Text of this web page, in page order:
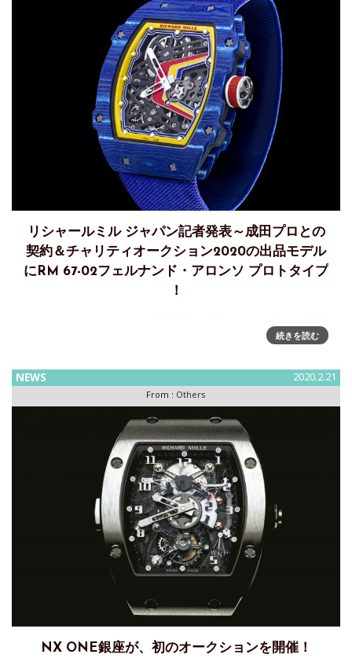
リシャールミル ジャパン記者発表～成田プロとの
契約＆チャリティオークション2020の出品モデル
にRM 67-02フェルナンド・アロンソ プロトタイプ
！
美寿々選手との契約＆チャリティオークション2020にRM 67-
ルミル ジャパンは21日、都内で会見を開き、女子ゴルフの成
続きを読む
NEWS 2020.2.21
From : Others
NX ONE銀座が、初のオークションを開催！